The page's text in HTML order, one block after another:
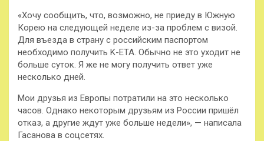
«Хочу сообщить, что, возможно, не приеду в Южную
Корею на следующей неделе из-за проблем с визой.
Для въезда в страну с российским паспортом
необходимо получить K-ETA. Обычно не это уходит не
больше суток. Я же не могу получить ответ уже
несколько дней.
Мои друзья из Европы потратили на это несколько
часов. Однако некоторым друзьям из России пришёл
отказ, а другие ждут уже больше недели», — написала
Гасанова в соцсетях.